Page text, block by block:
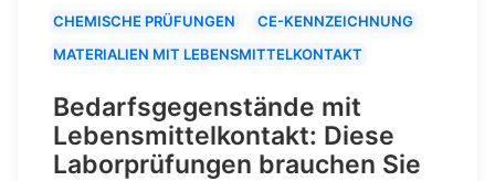
CHEMISCHE PRÜFUNGEN
CE-KENNZEICHNUNG
MATERIALIEN MIT LEBENSMITTELKONTAKT
Bedarfsgegenstände mit
Lebensmittelkontakt: Diese
Laborprüfungen brauchen Sie